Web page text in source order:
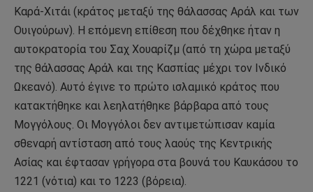
Καρά-Χιτάι (κράτος μεταξύ της θάλασσας Αράλ και των
Ουιγούρων). Η επόμενη επίθεση που δέχθηκε ήταν η
αυτοκρατορία του Σαχ Χουαρίζμ (από τη χώρα μεταξύ
της θάλασσας Αράλ και της Κασπίας μέχρι τον Ινδικό
Ωκεανό). Αυτό έγινε το πρώτο ισλαμικό κράτος που
κατακτήθηκε και λεηλατήθηκε βάρβαρα από τους
Μογγόλους. Οι Μογγόλοι δεν αντιμετώπισαν καμία
σθεναρή αντίσταση από τους λαούς της Κεντρικής
Ασίας και έφτασαν γρήγορα στα βουνά του Καυκάσου το
1221 (νότια) και το 1223 (βόρεια).